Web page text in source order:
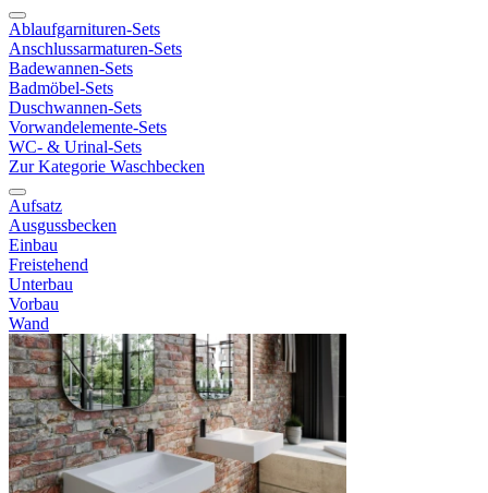
Ablaufgarnituren-Sets
Anschlussarmaturen-Sets
Badewannen-Sets
Badmöbel-Sets
Duschwannen-Sets
Vorwandelemente-Sets
WC- & Urinal-Sets
Zur Kategorie Waschbecken
Aufsatz
Ausgussbecken
Einbau
Freistehend
Unterbau
Vorbau
Wand